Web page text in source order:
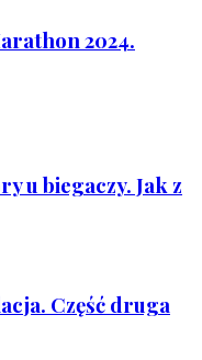
2024.
u biegaczy. Jak z
Część druga